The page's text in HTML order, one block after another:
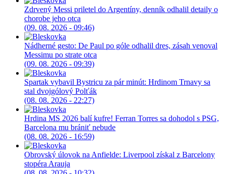
Zdrvený Messi priletel do Argentíny, denník odhalil detaily o
chorobe jeho otca
(09. 08. 2026 - 09:46)
Nádherné gesto: De Paul po góle odhalil dres, zásah venoval
Messimu po strate otca
(09. 08. 2026 - 09:39)
Spartak vybavil Bystricu za pár minút: Hrdinom Trnavy sa
stal dvojgólový Polťák
(08. 08. 2026 - 22:27)
Hrdina MS 2026 balí kufre! Ferran Torres sa dohodol s PSG,
Barcelona mu brániť nebude
(08. 08. 2026 - 16:59)
Obrovský úlovok na Anfielde: Liverpool získal z Barcelony
stopéra Arauja